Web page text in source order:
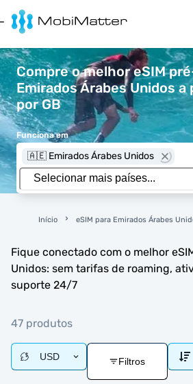
Compre o melhor eSIM
Emirados Árabes Unidos a
por GB
Funciona em
🇦🇪 Emirados Árabes Unidos
Início eSIM para Emirados Árabes
Fique conectado com o melhor
Unidos: sem tarifas de roaming,
suporte 24/7
47 produtos
USD Filtros